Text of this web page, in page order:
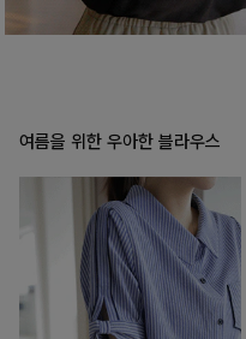
여름을 위한 우아한 블라우스